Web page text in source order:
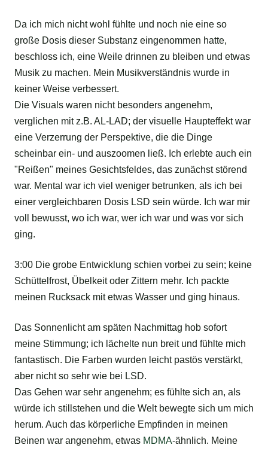
Da ich mich nicht wohl fühlte und noch nie eine so
große Dosis dieser Substanz eingenommen hatte,
beschloss ich, eine Weile drinnen zu bleiben und etwas
Musik zu machen. Mein Musikverständnis wurde in
keiner Weise verbessert.
Die Visuals waren nicht besonders angenehm,
verglichen mit z.B. AL-LAD; der visuelle Haupteffekt war
eine Verzerrung der Perspektive, die die Dinge
scheinbar ein- und auszoomen ließ. Ich erlebte auch ein
"Reißen" meines Gesichtsfeldes, das zunächst störend
war. Mental war ich viel weniger betrunken, als ich bei
einer vergleichbaren Dosis LSD sein würde. Ich war mir
voll bewusst, wo ich war, wer ich war und was vor sich
ging.
3:00 Die grobe Entwicklung schien vorbei zu sein; keine
Schüttelfrost, Übelkeit oder Zittern mehr. Ich packte
meinen Rucksack mit etwas Wasser und ging hinaus.
Das Sonnenlicht am späten Nachmittag hob sofort
meine Stimmung; ich lächelte nun breit und fühlte mich
fantastisch. Die Farben wurden leicht pastös verstärkt,
aber nicht so sehr wie bei LSD.
Das Gehen war sehr angenehm; es fühlte sich an, als
würde ich stillstehen und die Welt bewegte sich um mich
herum. Auch das körperliche Empfinden in meinen
Beinen war angenehm, etwas MDMA-ähnlich. Meine